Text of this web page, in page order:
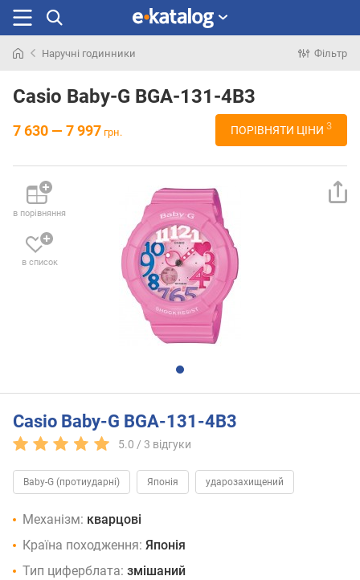
раніше
Наручні годинники Фільтр
Casio Baby-G BGA-131-4B3
7 630 — 7 997 грн. ПОРІВНЯТИ ЦІНИ 3
в порівняння
в список
Casio Baby-G BGA-131-4B3
5.0 / 3 відгуки
Baby-G (протиударні) Японія ударозахищений
Механізм: кварцові
Країна походження: Японія
Тип циферблата: змішаний